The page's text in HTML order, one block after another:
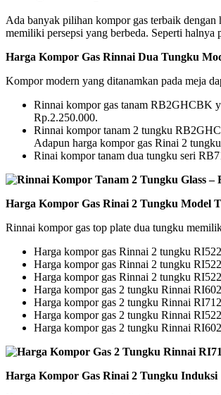
Ada banyak pilihan kompor gas terbaik dengan
memiliki persepsi yang berbeda. Seperti
Harga Kompor Gas Rinnai Dua Tungku
Kompor modern yang ditanamkan pada meja
Rinnai kompor gas tanam RB2GHCBK
Rp.2.250.000.
Rinnai kompor tanam 2 tungku
Adapun harga kompor gas Rinai 2
Rinai kompor tanam dua tungku seri
Harga Kompor Gas Rinai 2 Tungku Model
Rinnai kompor gas top plate dua tungku
Harga kompor gas Rinnai 2 tungku
Harga kompor gas Rinnai 2 tungku
Harga kompor gas Rinnai 2 tungku
Harga kompor gas 2 tungku Rinnai
Harga kompor gas 2 tungku Rinnai
Harga kompor gas 2 tungku Rinnai
Harga kompor gas 2 tungku Rinnai
Harga Kompor Gas Rinai 2 Tungku Induksi